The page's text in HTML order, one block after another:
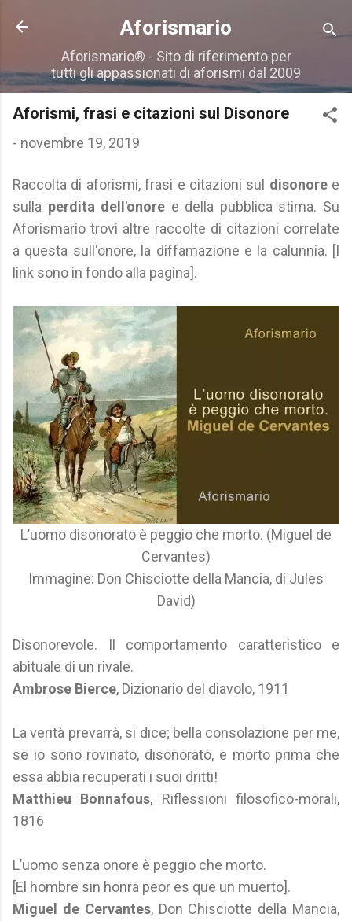
Passa ai contenuti principali
Aforismario
Aforismario® - Sito di riferimento per
tutti gli appassionati di aforismi dal 2009
Aforismi, frasi e citazioni sul Disonore
- novembre 19, 2019
Raccolta di aforismi, frasi e citazioni sul disonoree
sulla perdita dell'onore e della pubblica stima. Su
Aforismario trovi altre raccolte di citazioni correlate
a questa sull'onore, la diffamazione e la calunnia. [I
link sono in fondo alla pagina].
L’uomo disonorato è peggio che morto. (Miguel de
Cervantes)
Immagine: Don Chisciotte della Mancia, di Jules
David)
Disonorevole. Il comportamento caratteristico e
abituale di un rivale.
Ambrose Bierce, Dizionario del diavolo, 1911
La verità prevarrà, si dice; bella consolazione per me,
se io sono rovinato, disonorato, e morto prima che
essa abbia recuperati i suoi dritti!
Matthieu Bonnafous, Riflessioni filosofico-morali,
1816
L’uomo senza onore è peggio che morto.
[El hombre sin honra peor es que un muerto].
Miguel de Cervantes, Don Chisciotte della Mancia,